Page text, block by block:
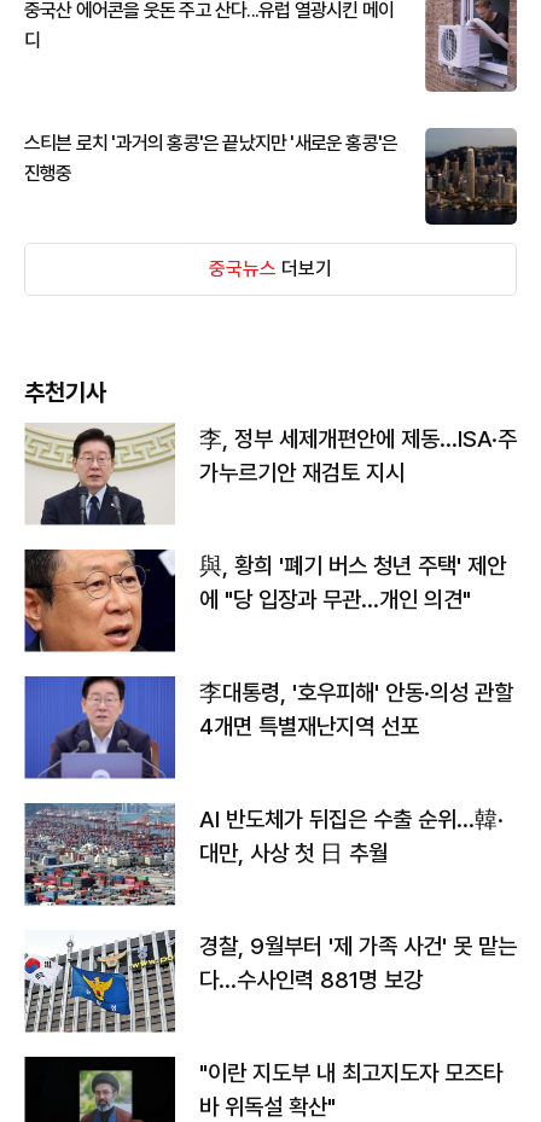
중국산 에어콘을 웃돈 주고 산다...유럽 열광시킨 메이
디
스티븐 로치 '과거의 홍콩'은 끝났지만 '새로운 홍콩'은
진행중
중국뉴스 더보기
추천기사
李, 정부 세제개편안에 제동…ISA·주
가누르기안 재검토 지시
與, 황희 '폐기 버스 청년 주택' 제안
에 "당 입장과 무관…개인 의견"
李대통령, '호우피해' 안동·의성 관할
4개면 특별재난지역 선포
AI 반도체가 뒤집은 수출 순위…韓·
대만, 사상 첫 日 추월
경찰, 9월부터 '제 가족 사건' 못 맡는
다…수사인력 881명 보강
"이란 지도부 내 최고지도자 모즈타
바 위독설 확산"